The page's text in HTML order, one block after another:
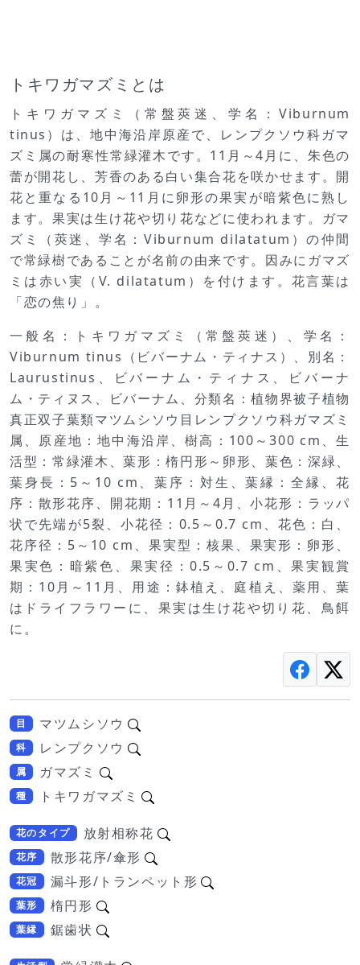
トキワガマズミとは
トキワガマズミ（常盤莢迷、学名：Viburnum
tinus）は、地中海沿岸原産で、レンプクソウ科ガマ
ズミ属の耐寒性常緑灌木です。11月～4月に、朱色の
蕾が開花し、芳香のある白い集合花を咲かせます。開
花と重なる10月～11月に卵形の果実が暗紫色に熟し
ます。果実は生け花や切り花などに使われます。ガマ
ズミ（莢迷、学名：Viburnum dilatatum）の仲間
で常緑樹であることが名前の由来です。因みにガマズ
ミは赤い実（V. dilatatum）を付けます。花言葉は
「恋の焦り」。
一般名：トキワガマズミ（常盤莢迷）、学名：
Viburnum tinus（ビバーナム・ティナス）、別名：
Laurustinus、ビバーナム・ティナス、ビバーナ
ム・ティヌス、ビバーナム、分類名：植物界被子植物
真正双子葉類マツムシソウ目レンプクソウ科ガマズミ
属、原産地：地中海沿岸、樹高：100～300 cm、生
活型：常緑灌木、葉形：楕円形～卵形、葉色：深緑、
葉身長：5～10 cm、葉序：対生、葉縁：全縁、花
序：散形花序、開花期：11月～4月、小花形：ラッパ
状で先端が5裂、小花径：0.5～0.7 cm、花色：白、
花序径：5～10 cm、果実型：核果、果実形：卵形、
果実色：暗紫色、果実径：0.5～0.7 cm、果実観賞
期：10月～11月、用途：鉢植え、庭植え、薬用、葉
はドライフラワーに、果実は生け花や切り花、鳥餌
に。
目 マツムシソウ
科 レンプクソウ
属 ガマズミ
種 トキワガマズミ
花のタイプ 放射相称花
花序 散形花序/傘形
花冠 漏斗形/トランペット形
葉形 楕円形
葉縁 鋸歯状